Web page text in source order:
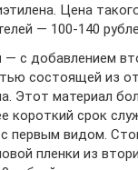
Цена
— 100-140
— с добавлением
состоящей из
Этот материал
короткий срок
первым видом.
пленки из